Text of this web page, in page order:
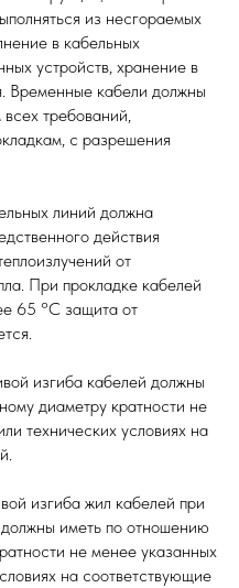
из несгораемых
в кабельных
устройств, хранение в
Временные кабели должны
требований,
с разрешения
линий должна
действия
от
При прокладке кабелей
65 °C защита от
изгиба кабелей должны
диаметру кратности не
технических условиях на
изгиба жил кабелей при
иметь по отношению
не менее указанных
на соответствующие